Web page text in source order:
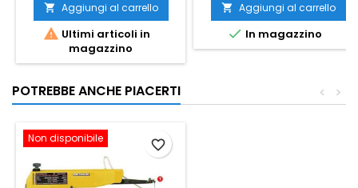
 Aggiungi al carrello
 Ultimi articoli in
magazzino
 Aggiungi al carrello
 In magazzino
POTREBBE ANCHE PIACERTI >
<
Non disponibile favorite_border